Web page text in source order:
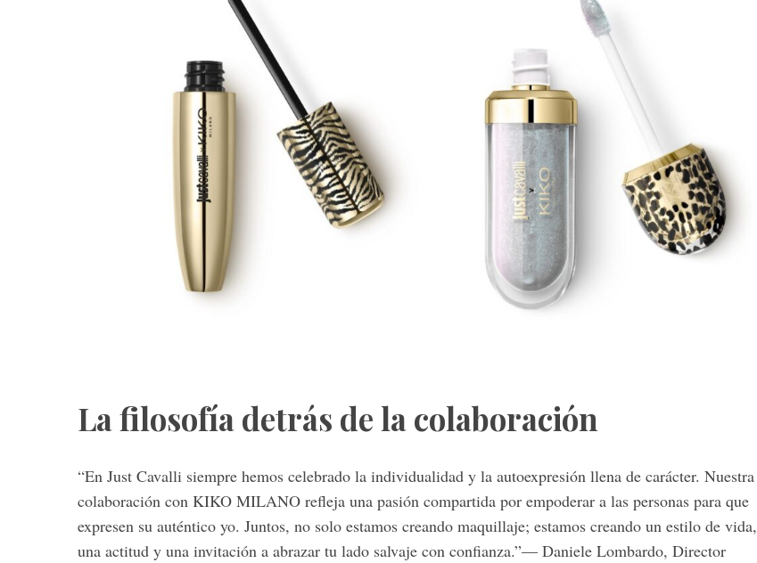
La filosofía detrás de la colaboración
“En Just Cavalli siempre hemos celebrado la individualidad y la autoexpresión llena de carácter. Nuestra
colaboración con KIKO MILANO refleja una pasión compartida por empoderar a las personas para que
expresen su auténtico yo. Juntos, no solo estamos creando maquillaje; estamos creando un estilo de vida,
una actitud y una invitación a abrazar tu lado salvaje con confianza.”— Daniele Lombardo, Director